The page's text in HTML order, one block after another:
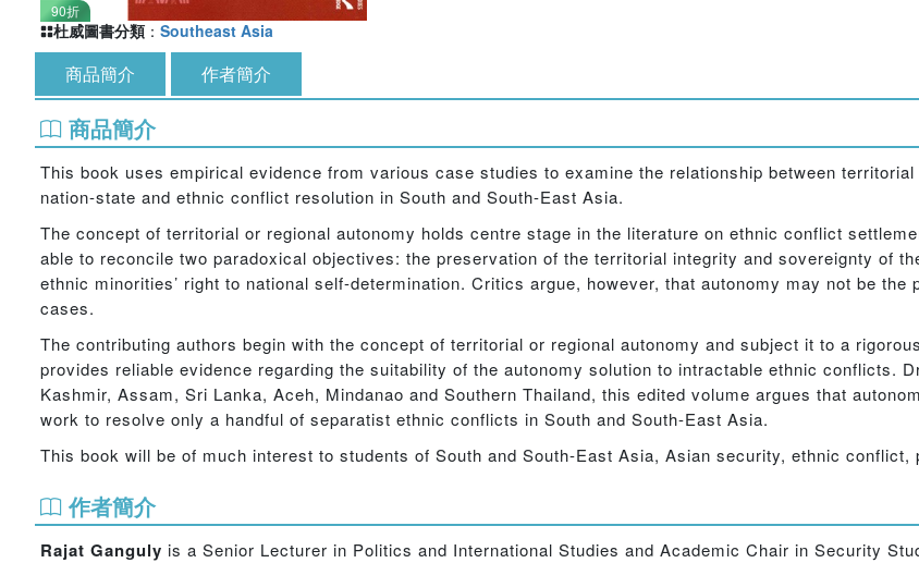
90折
杜威圖書分類 ： Southeast Asia
商品簡介 作者簡介
商品簡介
This book uses empirical evidence from various case studies to examine the relationship between
nation-state and ethnic conflict resolution in South and South-East Asia.
The concept of territorial or regional autonomy holds centre stage in the literature on ethnic conflict
able to reconcile two paradoxical objectives: the preservation of the territorial integrity and sovereignty of
ethnic minorities’ right to national self-determination. Critics argue, however, that autonomy may not be the
cases.
The contributing authors begin with the concept of territorial or regional autonomy and subject it to a
provides reliable evidence regarding the suitability of the autonomy solution to intractable ethnic conflicts.
Kashmir, Assam, Sri Lanka, Aceh, Mindanao and Southern Thailand, this edited volume argues that
work to resolve only a handful of separatist ethnic conflicts in South and South-East Asia.
This book will be of much interest to students of South and South-East Asia, Asian security, ethnic conflict,
作者簡介
Rajat Ganguly is a Senior Lecturer in Politics and International Studies and Academic Chair in Security